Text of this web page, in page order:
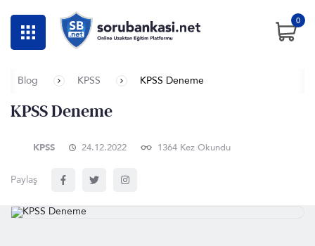
0
Blog KPSS KPSS Deneme
KPSS Deneme
KPSS 24.12.2022 1364 Kez Okundu
Paylaş